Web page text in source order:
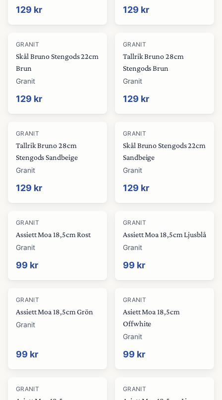
129 kr 129 kr
GRANIT
Skål Bruno Stengods 22cm
Brun
Granit
129 kr
GRANIT
Tallrik Bruno 28cm
Stengods Brun
Granit
129 kr
GRANIT
Tallrik Bruno 28cm
Stengods Sandbeige
Granit
129 kr
GRANIT
Skål Bruno Stengods 22cm
Sandbeige
Granit
129 kr
GRANIT
Assiett Moa 18,5cm Rost
Granit
99 kr
GRANIT
Assiett Moa 18,5cm Ljusblå
Granit
99 kr
GRANIT
Assiett Moa 18,5cm Grön
Granit
99 kr
GRANIT
Asiett Moa 18,5cm
Offwhite
Granit
99 kr
GRANIT GRANIT